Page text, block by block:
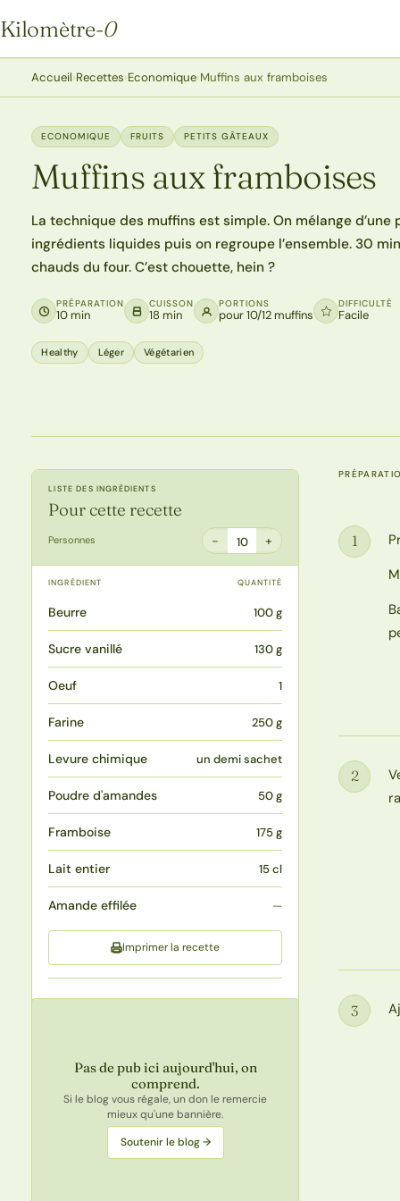
Kilomètre-0
Kilomètre-0
Accueil›Recettes›Economique›Muffins aux framboises
ECONOMIQUE FRUITS PETITS GÂTEAUX
Muffins aux framboises
La technique des muffins est simple. On mélange
ingrédients liquides puis on regroupe l’ensemble. 30
chauds du four. C’est chouette, hein ?
PRÉPARATION
10 min
CUISSON
18 min
PORTIONS
pour 10/12 muffins
DIFFICULTÉ
Facile
Healthy Léger Végétarien
LISTE DES INGRÉDIENTS
Pour cette recette
Personnes − 10 +
INGRÉDIENT QUANTITÉ
Beurre 100 g
Sucre vanillé 130 g
Oeuf 1
Farine 250 g
Levure chimique un demi sachet
Poudre d'amandes 50 g
Framboise 175 g
Lait entier 15 cl
Amande effilée —
Imprimer la recette
Pas de pub ici aujourd'hui, on
comprend.
Si le blog vous régale, un don le remercie
mieux qu'une bannière.
Soutenir le blog →
Étape
1
Étape
2
Étape
3